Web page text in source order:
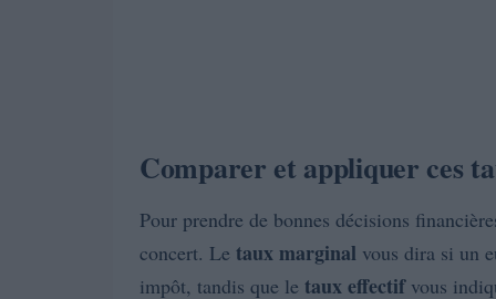
Comparer et appliquer ces
Pour prendre de bonnes décisions
concert. Le taux marginal vous dira si un
impôt, tandis que le taux effectifvous